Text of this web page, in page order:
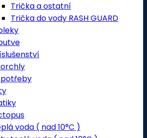
Trička a ostatní
Trička do vody RASH GUARD
voda ( nad 10°C )